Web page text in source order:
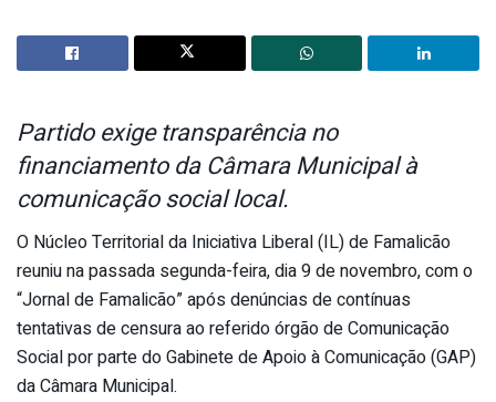
Partido exige transparência no
financiamento da Câmara Municipal à
comunicação social local.
O Núcleo Territorial da Iniciativa Liberal (IL) de Famalicão
reuniu na passada segunda-feira, dia 9 de novembro, com o
“Jornal de Famalicão” após denúncias de contínuas
tentativas de censura ao referido órgão de Comunicação
Social por parte do Gabinete de Apoio à Comunicação (GAP)
da Câmara Municipal.